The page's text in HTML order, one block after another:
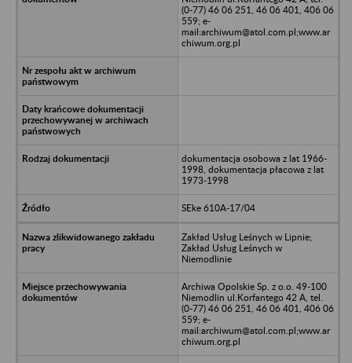
(0-77) 46 06 251, 46 06 401, 406 06
559; e-
mail:archiwum@atol.com.pl;www.ar
chiwum.org.pl
dokumentacja osobowa z lat 1966-
1998, dokumentacja płacowa z lat
1973-1998
SEke 610A-17/04
Zakład Usług Leśnych w Lipnie;
Zakład Usług Leśnych w
Niemodlinie
Archiwa Opolskie Sp. z o.o. 49-100
Niemodlin ul.Korfantego 42 A, tel.
(0-77) 46 06 251, 46 06 401, 406 06
559; e-
mail:archiwum@atol.com.pl;www.ar
chiwum.org.pl